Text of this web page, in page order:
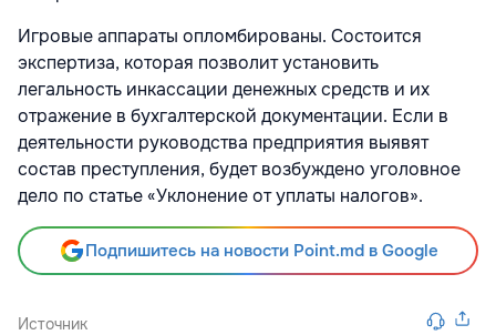
Игровые аппараты опломбированы. Состоится
экспертиза, которая позволит установить
легальность инкассации денежных средств и их
отражение в бухгалтерской документации. Если в
деятельности руководства предприятия выявят
состав преступления, будет возбуждено уголовное
дело по статье «Уклонение от уплаты налогов».
Подпишитесь на новости Point.md в Google
Источник